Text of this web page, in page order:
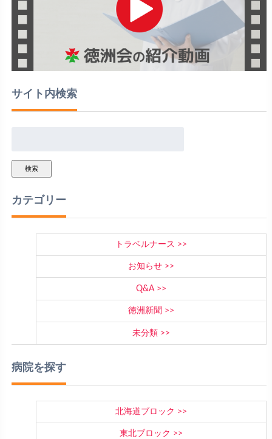
サイト内検索
検索
カテゴリー
トラベルナース
お知らせ
Q&A
徳洲新聞
未分類
病院を探す
北海道ブロック
東北ブロック